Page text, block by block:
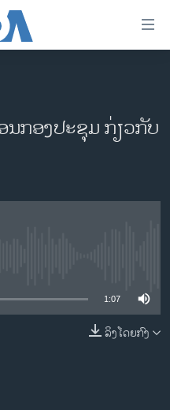
2024
ນກອງປະຊຸມ ກ່ຽວກັບ
1:07
ລິງໂດຍກົງ